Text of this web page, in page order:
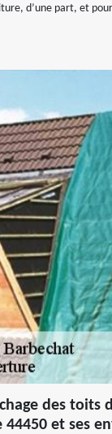
d’une part, et
des toits
44450 et ses